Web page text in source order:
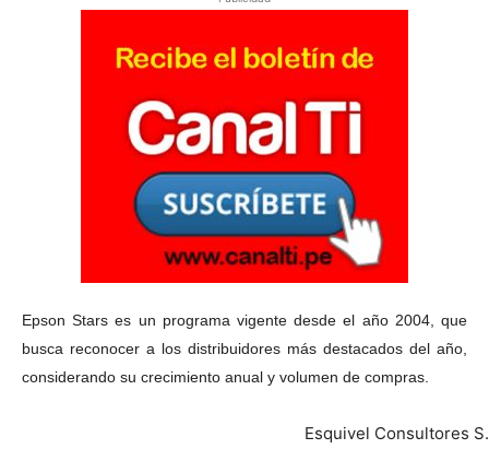
Epson Stars es un programa vigente desde el año 2004, que
busca reconocer a los distribuidores más destacados del año,
considerando su crecimiento anual y volumen de compras.
Esquivel Consultores